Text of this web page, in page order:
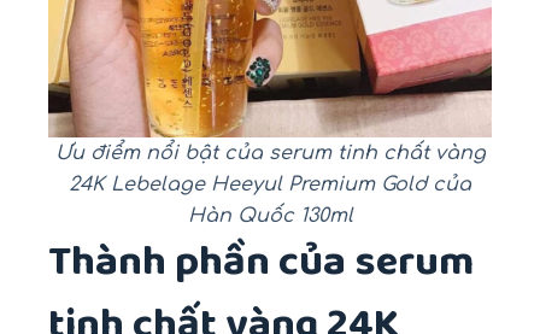
Ưu điểm nổi bật của serum tinh chất vàng
24K Lebelage Heeyul Premium Gold của
Hàn Quốc 130ml
Thành phần của serum